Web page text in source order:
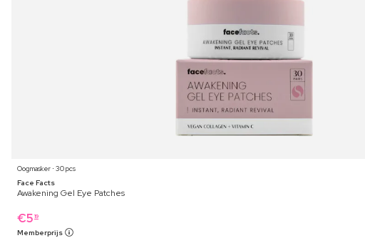
Oogmasker ⋅ 30 pcs
Face Facts
Awakening Gel Eye Patches
€5 19
Memberprijs